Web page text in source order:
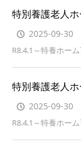
特別養護老人
2025-09-30
R8.4.1～特養ホー
特別養護老人
2025-09-30
R8.4.1～特養ホー